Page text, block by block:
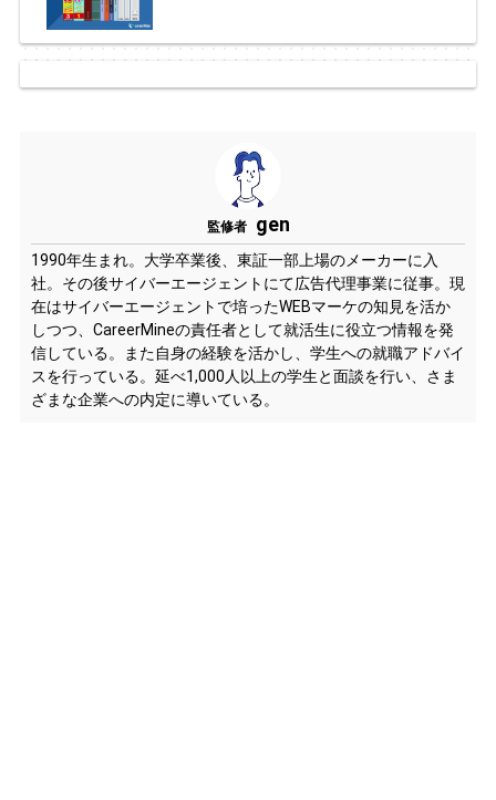
監修者 gen
1990年生まれ。大学卒業後、東証一部上場のメーカーに入
社。その後サイバーエージェントにて広告代理事業に従事。現
在はサイバーエージェントで培ったWEBマーケの知見を活か
しつつ、CareerMineの責任者として就活生に役立つ情報を発
信している。また自身の経験を活かし、学生への就職アドバイ
スを行っている。延べ1,000人以上の学生と面談を行い、さま
ざまな企業への内定に導いている。